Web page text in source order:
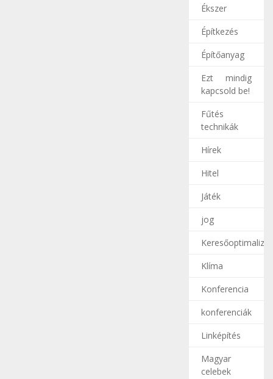
Ékszer
Építkezés
Építőanyag
Ezt mindig
kapcsold be!
Fűtés
technikák
Hírek
Hitel
Játék
jog
Klíma
Konferencia
konferenciák
Linképítés
Magyar
celebek